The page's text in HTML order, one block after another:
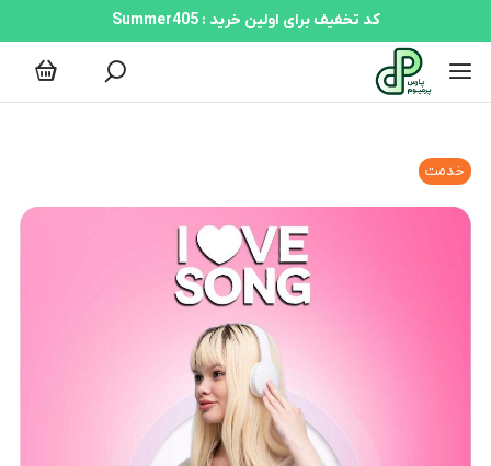
کد تخفیف برای اولین خرید : Summer405
خدمت